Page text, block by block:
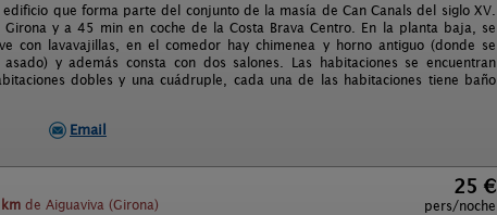
que forma parte del conjunto de la masía de Can Canals del siglo XV.
y a 45 min en coche de la Costa Brava Centro. En la planta baja, se
con lavavajillas, en el comedor hay chimenea y horno antiguo (donde se
y además consta con dos salones. Las habitaciones se encuentran
dobles y una cuádruple, cada una de las habitaciones tiene baño
Email
de Aiguaviva (Girona)
25 €
pers/noche